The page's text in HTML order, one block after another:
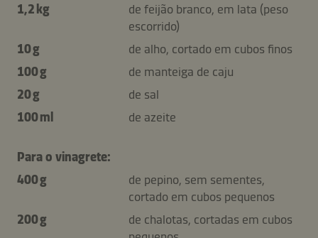
1,2 kg
de feijão branco, em lata (peso
escorrido)
10 g
de alho, cortado em cubos finos
100 g
de manteiga de caju
20 g
de sal
100 ml
de azeite
Para o vinagrete:
400 g
de pepino, sem sementes,
cortado em cubos pequenos
200 g
de chalotas, cortadas em cubos